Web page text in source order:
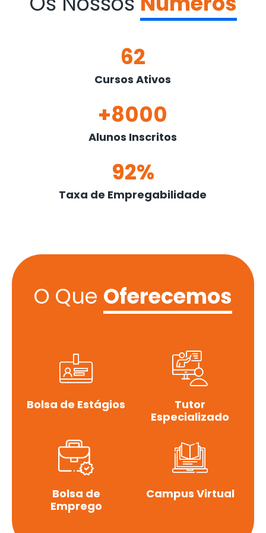
62
Cursos Ativos
+8000
Alunos Inscritos
92%
Taxa de Empregabilidade
O Que Oferecemos
Bolsa de Estágios
Tutor
Especializado
Bolsa de
Emprego
Campus Virtual